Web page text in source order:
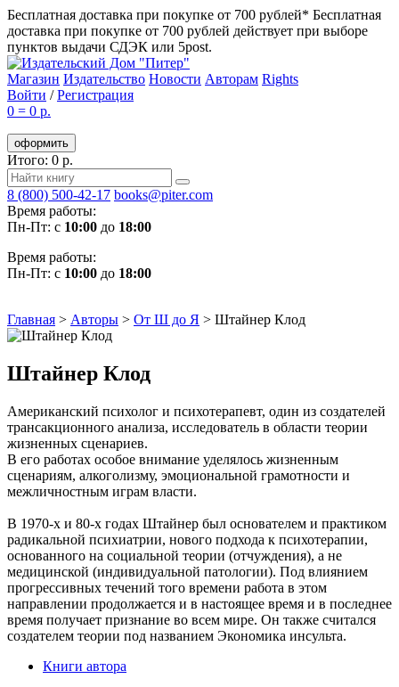
Бесплатная доставка при покупке от 700 рублей* Бесплатная
доставка при покупке от 700 рублей действует при выборе
пунктов выдачи СДЭК или 5post.
Магазин Издательство Новости Авторам Rights
Войти /Регистрация
0 = 0 р.
оформить
Итого: 0 р.
8 (800) 500-42-17 books@piter.com
Время работы:
Пн-Пт: с 10:00 до 18:00
Время работы:
Пн-Пт: с 10:00 до 18:00
Главная > Авторы > От Ш до Я > Штайнер Клод
Штайнер Клод
Американский психолог и психотерапевт, один из создателей
трансакционного анализа, исследователь в области теории
жизненных сценариев.
В его работах особое внимание уделялось жизненным
сценариям, алкоголизму, эмоциональной грамотности и
межличностным играм власти.
В 1970-х и 80-х годах Штайнер был основателем и практиком
радикальной психиатрии, нового подхода к психотерапии,
основанного на социальной теории (отчуждения), а не
медицинской (индивидуальной патологии). Под влиянием
прогрессивных течений того времени работа в этом
направлении продолжается и в настоящее время и в последнее
время получает признание во всем мире. Он также считался
создателем теории под названием Экономика инсульта.
Книги автора